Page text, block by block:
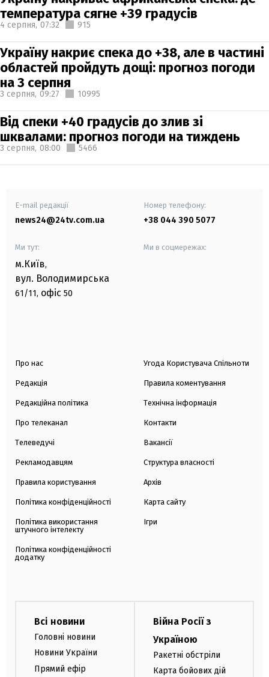
температура сягне +39 градусів
4 серпня, 07:32 915
Україну накриє спека до +38, але в частині
областей пройдуть дощі: прогноз погоди
на 3 серпня
3 серпня, 09:27 10995
Від спеки +40 градусів до злив зі
шквалами: прогноз погоди на тиждень
3 серпня, 08:00 5466
E-mail редакції
news24@24tv.com.ua
Номер телефону:
+38 044 390 5077
Ми тут:
м.Київ,
вул. Володимирська
61/11, офіс 50
Ми в соцмережах:
Про нас
Редакція
Редакційна політика
Про телеканал
Телеведучі
Рекламодавцям
Правила користування
Політика конфіденційності
Політика використання
штучного інтелекту
Політика конфіденційності
додатку
Угода Користувача Спільноти
Правила коментування
Технічна інформація
Контакти
Вакансії
Структура власності
Архів
Карта сайту
Ігри
Всі новини
Головні новини
Новини України
Прямий ефір
Війна Росії з
Україною
Ракетні обстріли
Карта бойових дій